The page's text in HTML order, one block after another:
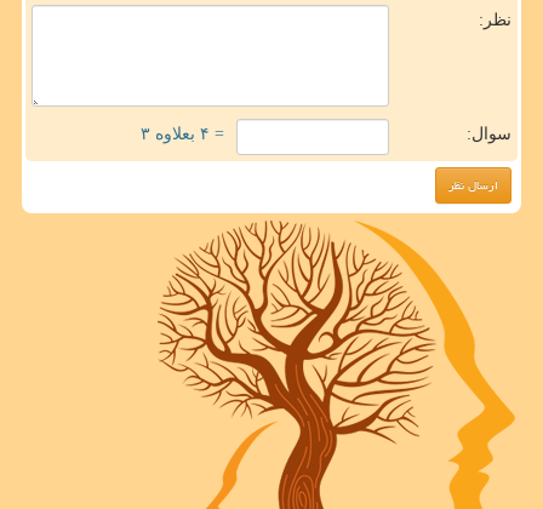
نظر:
سوال: = ۴ بعلاوه ۳